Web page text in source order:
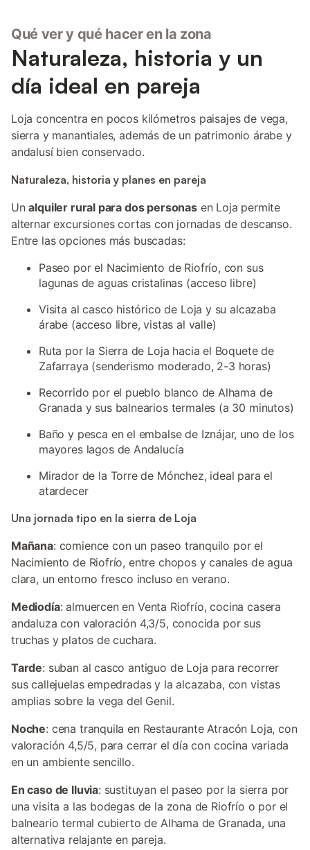
Qué ver y qué hacer en la zona
Naturaleza, historia y un
día ideal en pareja
Loja concentra en pocos kilómetros paisajes de vega,
sierra y manantiales, además de un patrimonio árabe y
andalusí bien conservado.
Naturaleza, historia y planes en pareja
Unalquiler rural para dos personasen Loja permite
alternar excursiones cortas con jornadas de descanso.
Entre las opciones más buscadas:
Paseo por el Nacimiento de Riofrío, con sus
lagunas de aguas cristalinas (acceso libre)
Visita al casco histórico de Loja y su alcazaba
árabe (acceso libre, vistas al valle)
Ruta por la Sierra de Loja hacia el Boquete de
Zafarraya (senderismo moderado, 2-3 horas)
Recorrido por el pueblo blanco de Alhama de
Granada y sus balnearios termales (a 30 minutos)
Baño y pesca en el embalse de Iznájar, uno de los
mayores lagos de Andalucía
Mirador de la Torre de Mónchez, ideal para el
atardecer
Una jornada tipo en la sierra de Loja
Mañana: comience con un paseo tranquilo por el
Nacimiento de Riofrío, entre chopos y canales de agua
clara, un entorno fresco incluso en verano.
Mediodía: almuercen en Venta Riofrío, cocina casera
andaluza con valoración 4,3/5, conocida por sus
truchas y platos de cuchara.
Tarde: suban al casco antiguo de Loja para recorrer
sus callejuelas empedradas y la alcazaba, con vistas
amplias sobre la vega del Genil.
Noche: cena tranquila en Restaurante Atracón Loja, con
valoración 4,5/5, para cerrar el día con cocina variada
en un ambiente sencillo.
En caso de lluvia: sustituyan el paseo por la sierra por
una visita a las bodegas de la zona de Riofrío o por el
balneario termal cubierto de Alhama de Granada, una
alternativa relajante en pareja.